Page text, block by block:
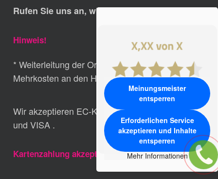
Rufen Sie uns an, wir helfen Ihnen schnell.
Hinweis!
* Weiterleitung der Ortsrufnummern ohne
Mehrkosten an den Hauptsitz der Fa. Ludwig
Wir akzeptieren EC-Karte, Girocard, MasterCard,
und VISA .
Kartenzahlung akzeptiert
Meinungsmeister
entsperren
Erforderlichen Service
akzeptieren und Inhalte
entsperren
Mehr Informationen